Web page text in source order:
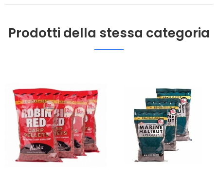
Prodotti della stessa categoria